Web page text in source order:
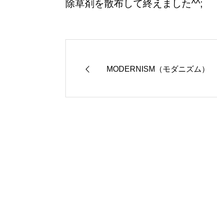
除草剤を散布して終えました^^;
MODERNISM（モダニズム）